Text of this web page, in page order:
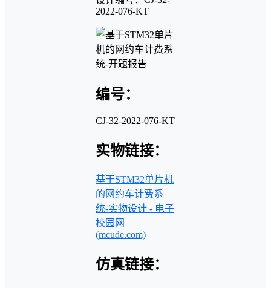
2022-076-KT
编号：
CJ-32-2022-076-KT
实物链接：
基于STM32单片机
的网约车计费系
统-实物设计 - 电子
校园网
(mcude.com)
仿真链接：